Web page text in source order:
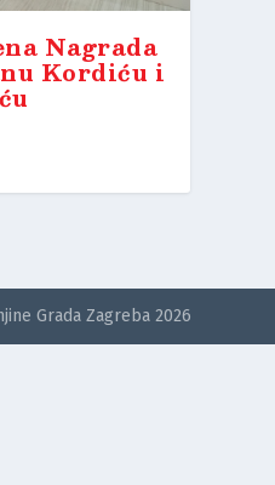
Nagrada
Kordiću i
Grada Zagreba 2026